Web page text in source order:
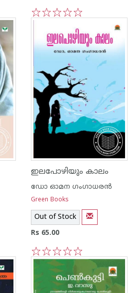
1
ഇലപോഴിയും കാലം
ഡോ ഓമന ഗംഗാധരന്‍
Green Books
Out of Stock
Rs 65.00
5
4
3
2
1